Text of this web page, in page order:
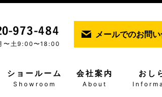
〜土9:00〜18:00
メールでのお問
ショールーム
Showroom
会社案内
About
おし